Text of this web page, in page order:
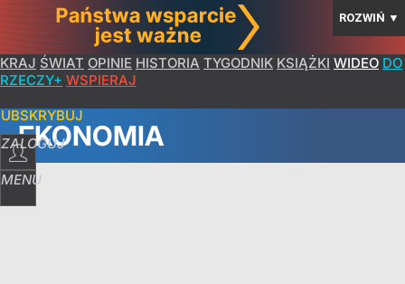
ROZWIŃ ▼
KRAJ ŚWIAT OPINIE HISTORIA TYGODNIK KSIĄŻKI WIDEO DO
RZECZY+ WSPIERAJ
ZALOGUJ
MENU
EKONOMIA